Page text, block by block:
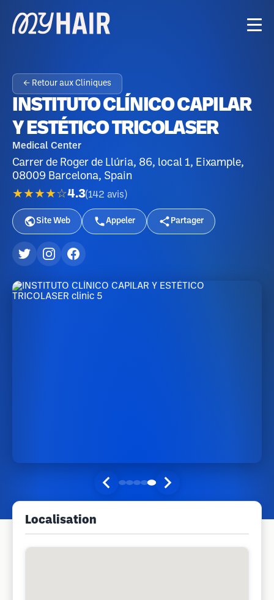
← Retour aux Cliniques
INSTITUTO CLÍNICO CAPILAR
Y ESTÉTICO TRICOLASER
Medical Center
Carrer de Roger de Llúria, 86, local 1, Eixample,
08009 Barcelona, Spain
★★★★☆4.3(142 avis )
Site Web Appeler Partager
Localisation